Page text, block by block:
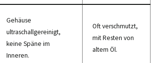
Gehäuse
ultraschallgereinigt,
keine Späne im
Inneren.
Oft verschmutzt,
mit Resten von
altem Öl.